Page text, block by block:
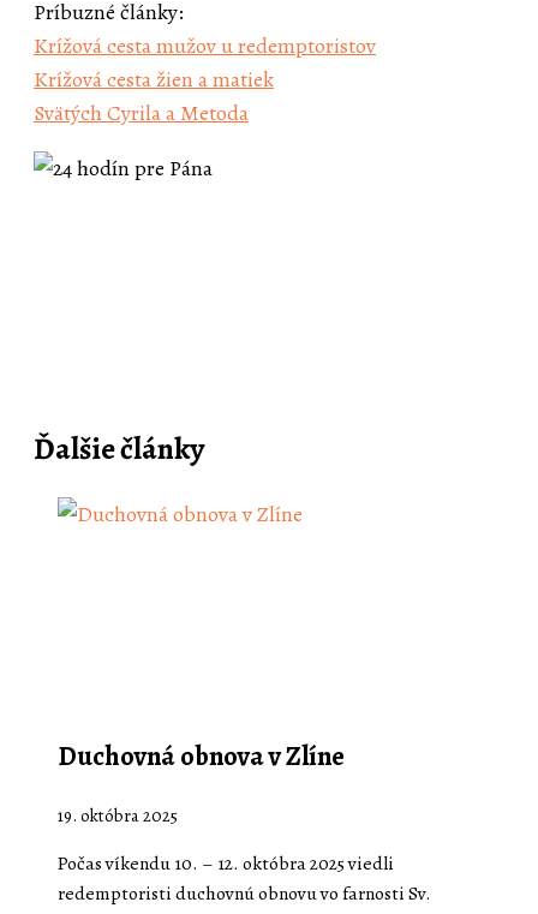
Príbuzné články:
Krížová cesta mužov u redemptoristov
Krížová cesta žien a matiek
Svätých Cyrila a Metoda
Ďalšie články
Duchovná obnova v Zlíne
19. októbra 2025
Počas víkendu 10. – 12. októbra 2025 viedli
redemptoristi duchovnú obnovu vo farnosti Sv.